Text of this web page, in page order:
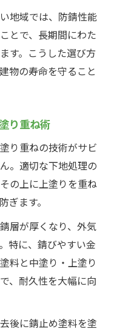
地域では、防錆性能
とで、長期間にわた
す。こうした選び方
物の寿命を守ること
り重ね術
り重ねの技術がサビ
。適切な下地処理の
の上に上塗りを重ね
ぎます。
層が厚くなり、外気
特に、錆びやすい金
料と中塗り・上塗り
、耐久性を大幅に向
後に錆止め塗料を塗